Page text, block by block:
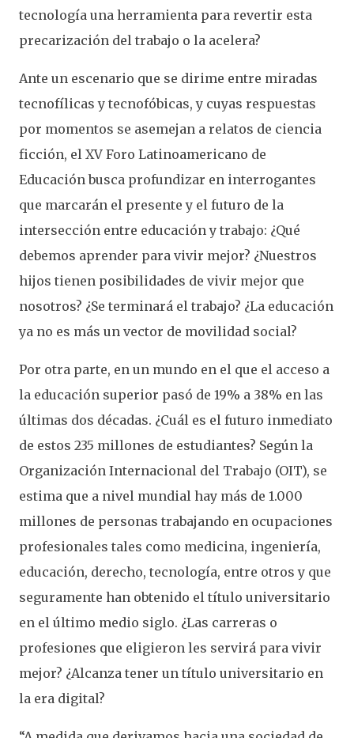
tecnología una herramienta para revertir esta
precarización del trabajo o la acelera?
Ante un escenario que se dirime entre miradas
tecnofílicas y tecnofóbicas, y cuyas respuestas
por momentos se asemejan a relatos de ciencia
ficción, el XV Foro Latinoamericano de
Educación busca profundizar en interrogantes
que marcarán el presente y el futuro de la
intersección entre educación y trabajo: ¿Qué
debemos aprender para vivir mejor? ¿Nuestros
hijos tienen posibilidades de vivir mejor que
nosotros? ¿Se terminará el trabajo? ¿La educación
ya no es más un vector de movilidad social?
Por otra parte, en un mundo en el que el acceso a
la educación superior pasó de 19% a 38% en las
últimas dos décadas. ¿Cuál es el futuro inmediato
de estos 235 millones de estudiantes? Según la
Organización Internacional del Trabajo (OIT), se
estima que a nivel mundial hay más de 1.000
millones de personas trabajando en ocupaciones
profesionales tales como medicina, ingeniería,
educación, derecho, tecnología, entre otros y que
seguramente han obtenido el título universitario
en el último medio siglo. ¿Las carreras o
profesiones que eligieron les servirá para vivir
mejor? ¿Alcanza tener un título universitario en
la era digital?